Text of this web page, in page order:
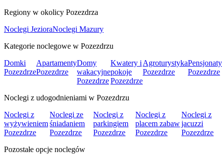
Regiony w okolicy Pozezdrza
Noclegi JezioraNoclegi Mazury
Kategorie noclegowe w Pozezdrzu
Domki
Pozezdrze
Apartamenty
Pozezdrze
Domy
wakacyjne
Pozezdrze
Kwatery i
pokoje
Pozezdrze
Agroturystyka
Pozezdrze
Pensjonaty
Pozezdrze
Noclegi z udogodnieniami w Pozezdrzu
Noclegi z
wyżywieniem
Pozezdrze
Noclegi ze
śniadaniem
Pozezdrze
Noclegi z
parkingiem
Pozezdrze
Noclegi z
placem zabaw
Pozezdrze
Noclegi z
jacuzzi
Pozezdrze
Pozostałe opcje noclegów